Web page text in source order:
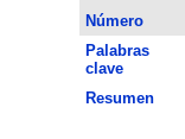
Número
Palabras
clave
Resumen